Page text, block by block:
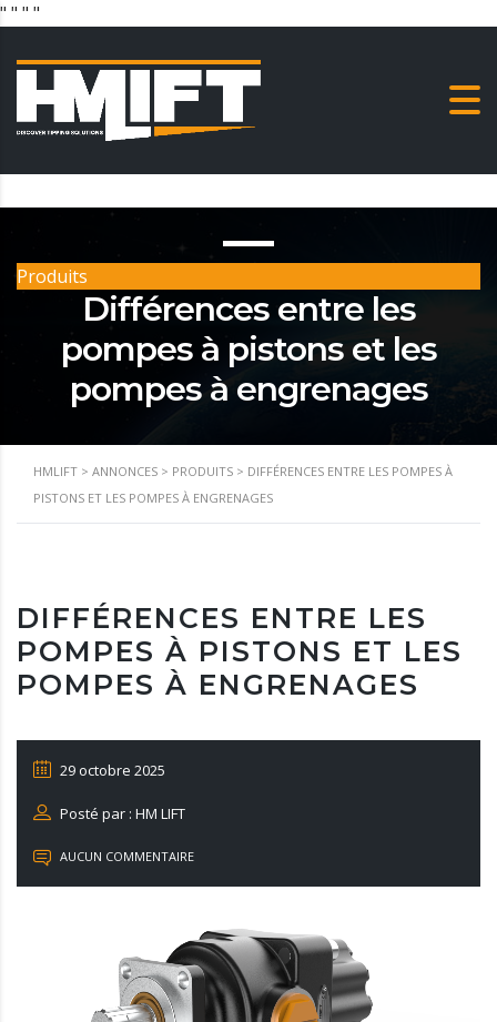
" " " "
Produits
Différences entre les
pompes à pistons et les
pompes à engrenages
HMLIFT > ANNONCES > PRODUITS > DIFFÉRENCES ENTRE LES POMPES À
PISTONS ET LES POMPES À ENGRENAGES
DIFFÉRENCES ENTRE LES
POMPES À PISTONS ET LES
POMPES À ENGRENAGES
29 octobre 2025
Posté par : HM LIFT
AUCUN COMMENTAIRE